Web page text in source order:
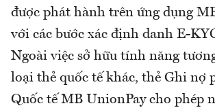
được phát hành trên ứng dụng
với các bước xác định danh E-
Ngoài việc sở hữu tính năng
loại thẻ quốc tế khác, thẻ Ghi nợ
Quốc tế MB UnionPay cho phép